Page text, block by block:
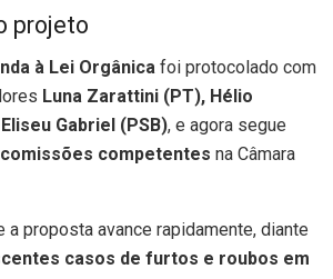
projeto
à Lei Orgânica foi protocolado com
Luna Zarattini (PT), Hélio
Gabriel (PSB), e agora segue
comissões competentes na Câmara
a proposta avance rapidamente, diante
casos de furtos e roubos em